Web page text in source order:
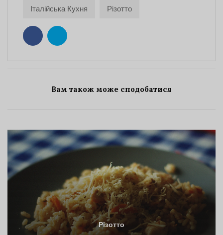
Італійська Кухня Різотто
Вам також може сподобатися
Різотто